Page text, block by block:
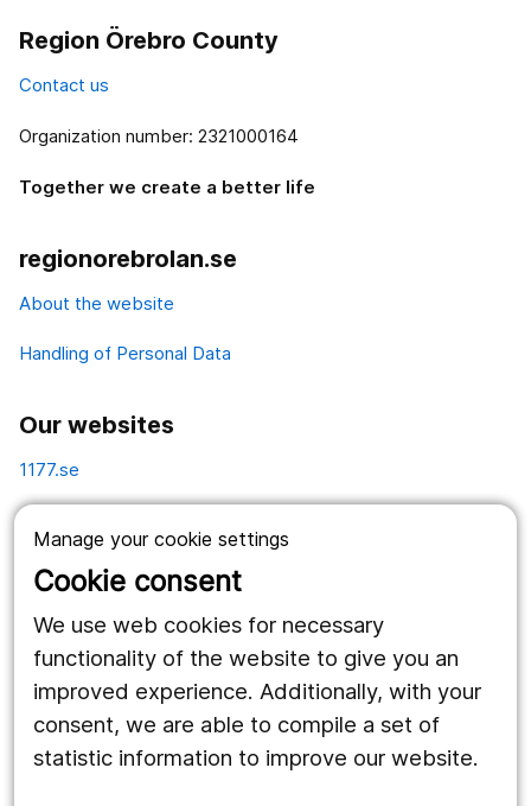
Manage your cookie settings
Cookie consent
We use web cookies for necessary
functionality of the website to give you an
improved experience. Additionally, with your
consent, we are able to compile a set of
statistic information to improve our website.
Region Örebro County
Contact us
Organization number: 2321000164
Together we create a better life
regionorebrolan.se
About the website
Handling of Personal Data
Our websites
1177.se
Vårdgivare
Utveckling
Follow us
Facebook